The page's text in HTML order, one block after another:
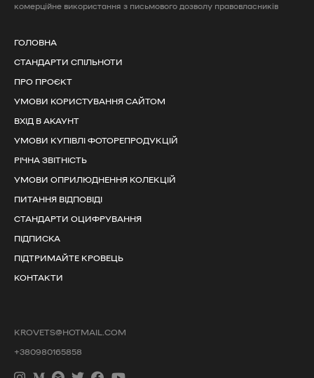
комерційне використання з письмового дозволу правовласників
ГОЛОВНА
СТАНДАРТИ СПІЛЬНОТИ
ПРО ПРОЄКТ
УМОВИ КОРИСТУВАННЯ САЙТОМ
ВХІД В АКАУНТ
УМОВИ КУПІВЛІ ФОТОРЕПРОДУКЦІЙ
РІЧНА ЗВІТНІСТЬ
УМОВИ ОПРИЛЮДНЕННЯ КОЛЕКЦІЙ
ПИТАННЯ ВІДПОВІДІ
СТАНДАРТИ ОЦИФРУВАННЯ
ПІДПИСКА
ПІДТРИМАЙТЕ КРОВЕЦЬ
КОНТАКТИ
KROVETS@HOTMAIL.COM
+380980165858